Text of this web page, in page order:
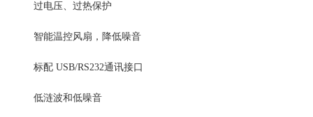
过电压、过热保护
智能温控风扇，降低噪音
标配 USB/RS232通讯接口
低涟波和低噪音